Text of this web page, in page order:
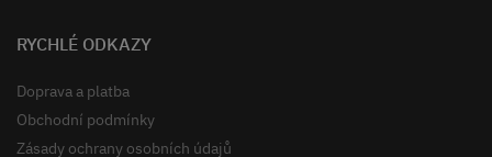
RYCHLÉ ODKAZY
Doprava a platba
Obchodní podmínky
Zásady ochrany osobních údajů